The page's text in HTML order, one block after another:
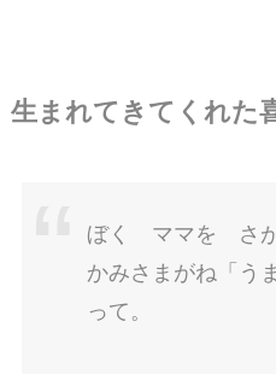
生まれてきてくれた
ぼく ママを さが
かみさまがね「う
って。